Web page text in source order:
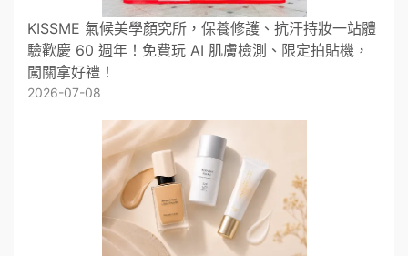
KISSME 氣候美學顏究所，保養修護、抗汗持妝一站體
驗歡慶 60 週年！免費玩 AI 肌膚檢測、限定拍貼機，
闖關拿好禮！
2026-07-08